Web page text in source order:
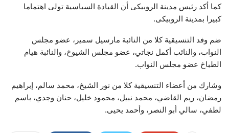
كما أكد رئيس مدينة الروبيكى أن القيادة السياسية تولى اهتماما
كبيرا بمدينة الروبيكى.
ضم وفد التنسيقية كلا من النائبة مارسيل سمير، عضو مجلس
النواب، والنائب أكمل نجاتي، عضو مجلس الشيوخ، والنائبة هيام
الطباخ عضو مجلس النواب.
وشارك من أعضاء التنسيقية كلا من نور الشيخ، محمد سالم، إبراهيم
رمضان، ريم القاضي، محمد نبيل، محمود خليل، حنان وجدي، باسم
لطفي، سالي أبو النصر، وأحمد يحيى.